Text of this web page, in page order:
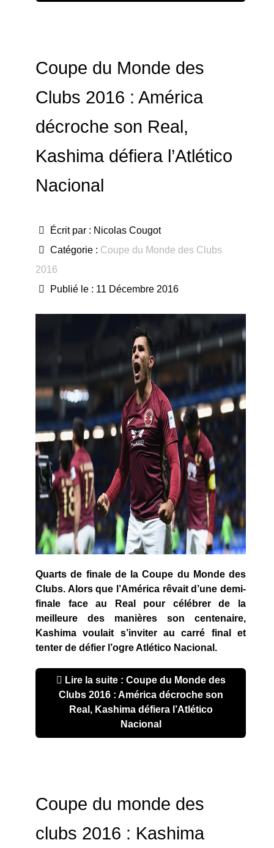
Coupe du Monde des
Clubs 2016 : América
décroche son Real,
Kashima défiera l’Atlético
Nacional
Écrit par : Nicolas Cougot
Catégorie : Coupe du Monde des Clubs
2016
Publié le : 11 Décembre 2016
Quarts de finale de la Coupe du Monde des
Clubs. Alors que l’América rêvait d’une demi-
finale face au Real pour célébrer de la
meilleure des manières son centenaire,
Kashima voulait s’inviter au carré final et
tenter de défier l’ogre Atlético Nacional.
Lire la suite : Coupe du Monde des
Clubs 2016 : América décroche son
Real, Kashima défiera l’Atlético
Nacional
Coupe du monde des
clubs 2016 : Kashima